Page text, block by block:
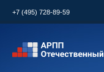
+7 (495) 728-89-59